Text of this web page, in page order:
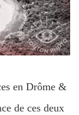
en Drôme &
de ces deux